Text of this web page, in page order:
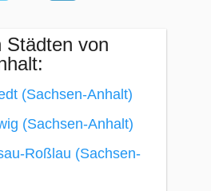
Städten von
(Sachsen-Anhalt)
(Sachsen-Anhalt)
Roßlau (Sachsen-